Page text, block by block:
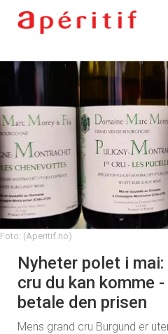
Foto: (Aperitif.no)
Nyheter polet i
cru du kan komme
betale den prisen
Mens grand cru Burgund er